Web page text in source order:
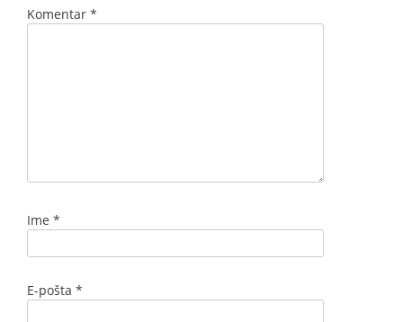
Komentar *
Ime *
E-pošta *